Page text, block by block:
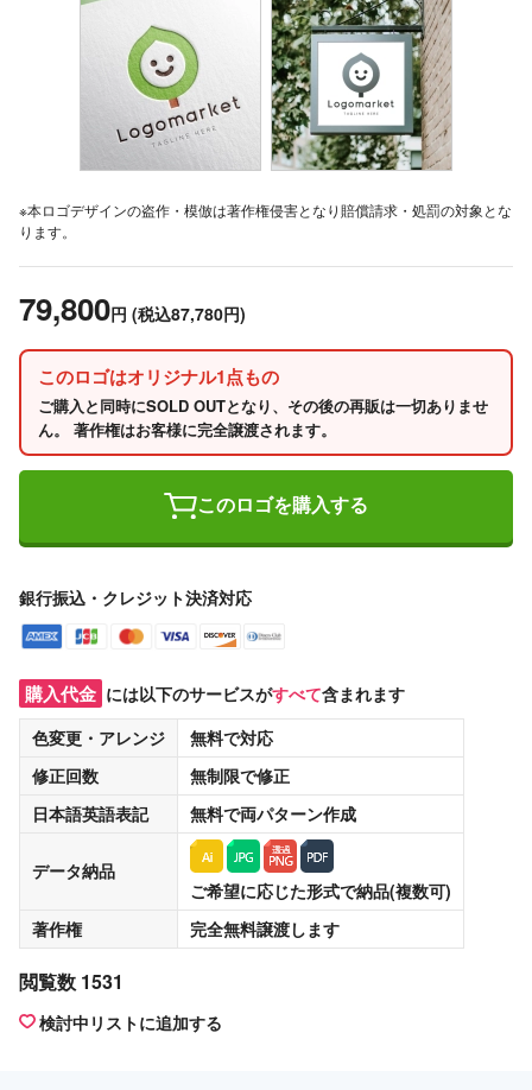
※本ロゴデザインの盗作・模倣は著作権侵害となり賠償請求・処罰の対象とな
ります。
79,800円 (税込87,780円)
このロゴはオリジナル1点もの
ご購入と同時にSOLD OUTとなり、その後の再販は一切ありませ
ん。 著作権はお客様に完全譲渡されます。
このロゴを購入する
銀行振込・クレジット決済対応
購入代金 には以下のサービスがすべて含まれます
色変更・アレンジ
無料で対応
修正回数
無制限で修正
日本語英語表記
無料で両パターン作成
データ納品
ご希望に応じた形式で納品(複数可)
著作権
完全無料譲渡します
閲覧数 1531
検討中リストに追加する